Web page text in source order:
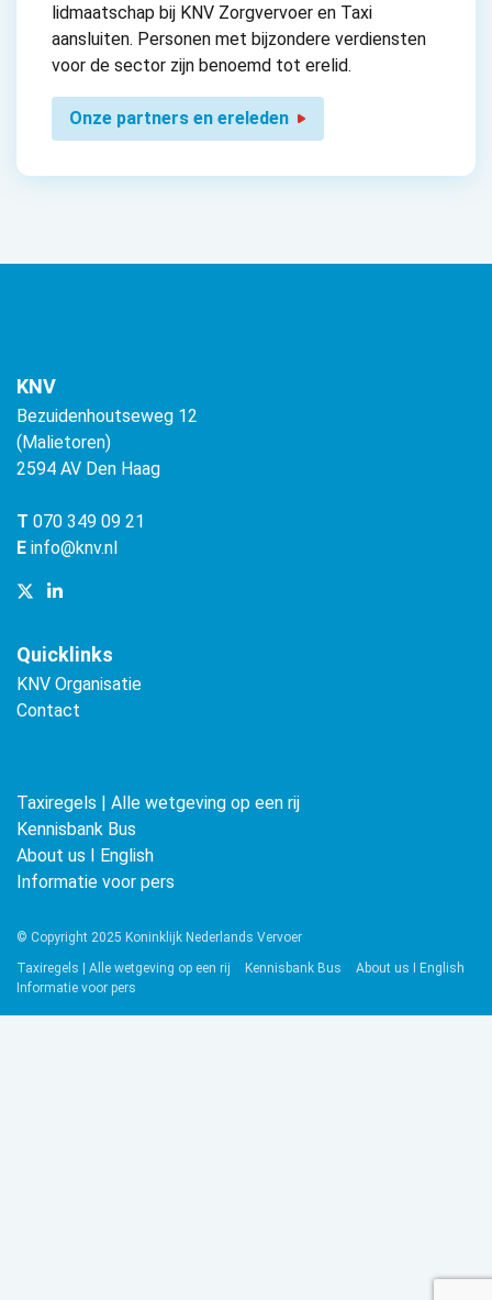
lidmaatschap bij KNV Zorgvervoer en Taxi
aansluiten. Personen met bijzondere verdiensten
voor de sector zijn benoemd tot erelid.
Onze partners en ereleden
KNV
Bezuidenhoutseweg 12
(Malietoren)
2594 AV Den Haag
T 070 349 09 21
E info@knv.nl
Quicklinks
KNV Organisatie
Contact
Taxiregels | Alle wetgeving op een rij
Kennisbank Bus
About us ǀ English
Informatie voor pers
© Copyright 2025 Koninklijk Nederlands Vervoer
Taxiregels | Alle wetgeving op een rij
Kennisbank Bus
About us ǀ English
Informatie voor pers